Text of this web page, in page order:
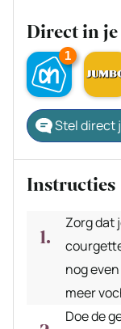
Direct in
1
Stel direct
Instructies
Zorg dat
nog
meer
Doe de